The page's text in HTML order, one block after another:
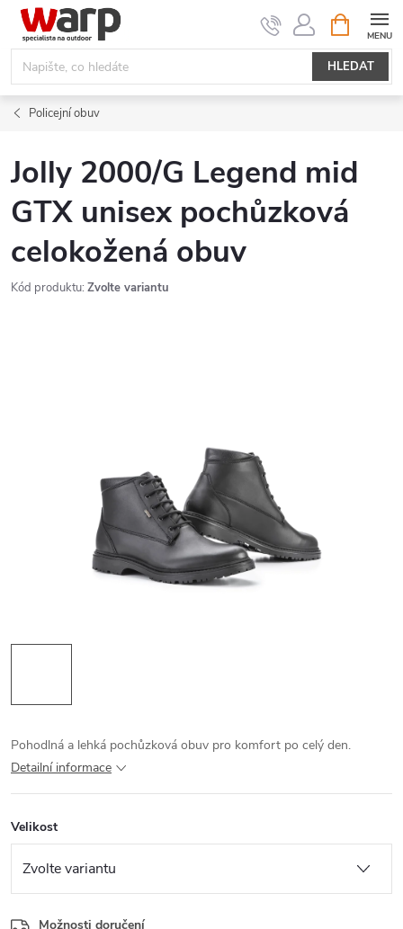
Přejít
obsah
HLEDAT
NÁKUPNÍ
KOŠÍK
Policejní obuv
Jolly 2000/G Legend mid
GTX unisex pochůzková
celokožená obuv
Kód produktu: Zvolte variantu
Pohodlná a lehká pochůzková obuv pro komfort po celý den.
Detailní informace
Velikost
Možnosti doručení